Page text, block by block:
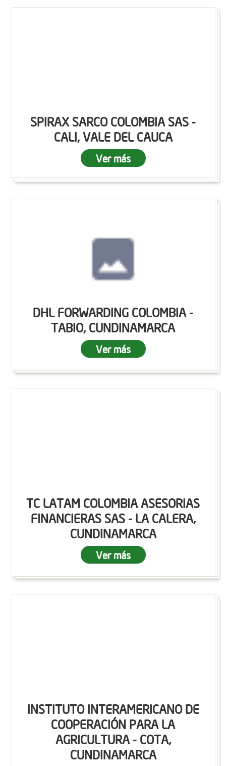
SPIRAX SARCO COLOMBIA SAS -
CALI, VALE DEL CAUCA
Ver más
DHL FORWARDING COLOMBIA -
TABIO, CUNDINAMARCA
Ver más
TC LATAM COLOMBIA ASESORIAS
FINANCIERAS SAS - LA CALERA,
CUNDINAMARCA
Ver más
INSTITUTO INTERAMERICANO DE
COOPERACIÓN PARA LA
AGRICULTURA - COTA,
CUNDINAMARCA